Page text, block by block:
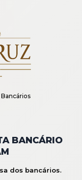
BANCÁRIO
dos bancários.